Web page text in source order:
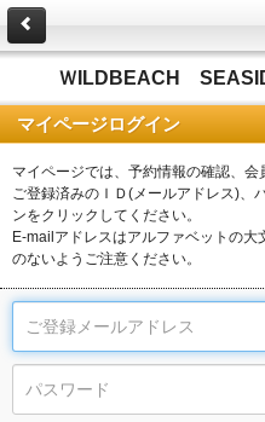
ＷILDBEACH
マイページログイン
マイページでは、予約情報の確認、会
ご登録済みのＩＤ(メールアドレス)、
ンをクリックしてください。
E-mailアドレスはアルファベットの大
のないようご注意ください。